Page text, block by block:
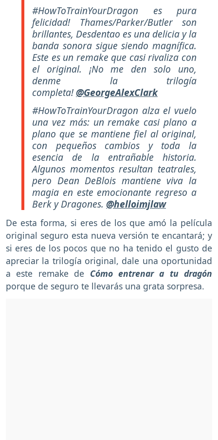
#HowToTrainYourDragon es pura
felicidad! Thames/Parker/Butler son
brillantes, Desdentao es una delicia y la
banda sonora sigue siendo magnífica.
Este es un remake que casi rivaliza con
el original. ¡No me den solo uno,
denme la trilogía
completa!@GeorgeAlexClark
#HowToTrainYourDragon alza el vuelo
una vez más: un remake casi plano a
plano que se mantiene fiel al original,
con pequeños cambios y toda la
esencia de la entrañable historia.
Algunos momentos resultan teatrales,
pero Dean DeBlois mantiene viva la
magia en este emocionante regreso a
Berk y Dragones. @helloimjlaw
De esta forma, si eres de los que amó la película
original seguro esta nueva versión te encantará; y
si eres de los pocos que no ha tenido el gusto de
apreciar la trilogía original, dale una oportunidad
a este remake de Cómo entrenar a tu dragón
porque de seguro te llevarás una grata sorpresa.